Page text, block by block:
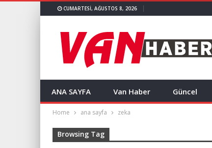
CUMARTESI, AĞUSTOS 8, 2026
ANA SAYFA Van Haber Güncel
Home ana sayfa zeka
Browsing Tag